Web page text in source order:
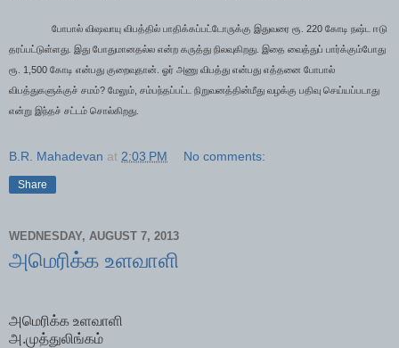
போபால் விஷவாயு விபத்தில் பாதிக்கப்பட்டோருக்கு இதுவரை ரூ. 220 கோடி நஷ்ட ஈடு
தரப்பட்டுள்ளது. இது போதுமானதல்ல என்ற கருத்து நிலவுகிறது. இதை வைத்துப் பார்க்கும்போது
ரூ. 1,500 கோடி என்பது குறைவுதான். ஓர் அணு விபத்து என்பது எத்தனை போபால்
விபத்துகளுக்குச் சமம்? மேலும் சம்பந்தப்பட்ட நிறுவனத்தின்மீது வழக்கு பதிவு செய்யப்படாது
என்று இந்தச் சட்டம் சொல்கிறது.
B.R. Mahadevan at 2:03 PM No comments:
Share
WEDNESDAY, AUGUST 7, 2013
அமெரிக்க உளவாளி
அமெரிக்க உளவாளி
அ.முத்துலிங்கம்